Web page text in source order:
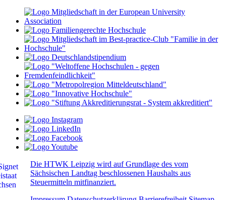
Die HTWK Leipzig wird auf Grundlage des vom
Sächsischen Landtag beschlossenen Haushalts aus
Steuermitteln mitfinanziert.